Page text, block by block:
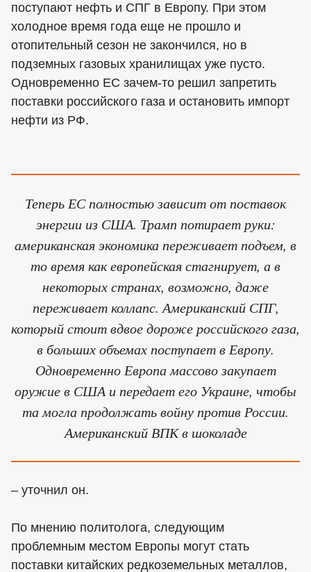
поступают нефть и СПГ в Европу. При этом
холодное время года еще не прошло и
отопительный сезон не закончился, но в
подземных газовых хранилищах уже пусто.
Одновременно ЕС зачем-то решил запретить
поставки российского газа и остановить импорт
нефти из РФ.
Теперь ЕС полностью зависит от поставок
энергии из США. Трамп потирает руки:
американская экономика переживает подъем, в
то время как европейская стагнирует, а в
некоторых странах, возможно, даже
переживает коллапс. Американский СПГ,
который стоит вдвое дороже российского газа,
в больших объемах поступает в Европу.
Одновременно Европа массово закупает
оружие в США и передает его Украине, чтобы
та могла продолжать войну против России.
Американский ВПК в шоколаде
– уточнил он.
По мнению политолога, следующим
проблемным местом Европы могут стать
поставки китайских редкоземельных металлов,